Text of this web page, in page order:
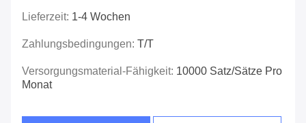
Lieferzeit: 1-4 Wochen
Zahlungsbedingungen: T/T
Versorgungsmaterial-Fähigkeit: 10000 Satz/Sätze Pro
Monat